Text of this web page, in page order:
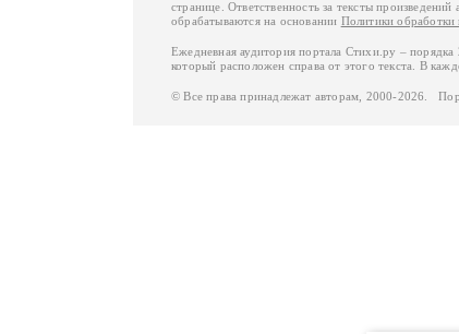
странице. Ответственность за тексты
обрабатываются на основании Политики обработки
Ежедневная аудитория портала Стихи.ру –
который расположен справа от этого текста. В
© Все права принадлежат авторам, 2000-2026.